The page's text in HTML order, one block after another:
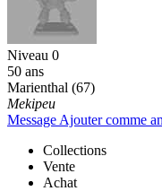
Niveau 0
50 ans
Marienthal (67)
Mekipeu
Message Ajouter comme
Collections
Vente
Achat